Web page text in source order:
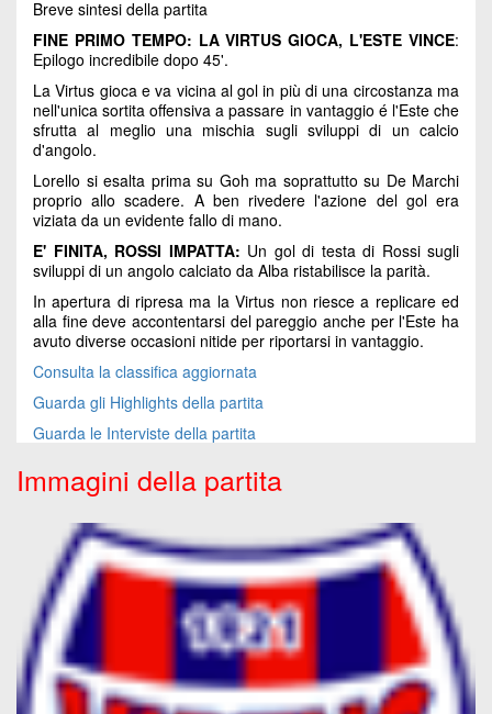
Breve sintesi della partita
FINE PRIMO TEMPO: LA VIRTUS GIOCA, L'ESTE VINCE:
Epilogo incredibile dopo 45'.
La Virtus gioca e va vicina al gol in più di una circostanza ma
nell'unica sortita offensiva a passare in vantaggio é l'Este che
sfrutta al meglio una mischia sugli sviluppi di un calcio
d'angolo.
Lorello si esalta prima su Goh ma soprattutto su De Marchi
proprio allo scadere. A ben rivedere l'azione del gol era
viziata da un evidente fallo di mano.
E' FINITA, ROSSI IMPATTA: Un gol di testa di Rossi sugli
sviluppi di un angolo calciato da Alba ristabilisce la parità.
In apertura di ripresa ma la Virtus non riesce a replicare ed
alla fine deve accontentarsi del pareggio anche per l'Este ha
avuto diverse occasioni nitide per riportarsi in vantaggio.
Consulta la classifica aggiornata
Guarda gli Highlights della partita
Guarda le Interviste della partita
Immagini della partita